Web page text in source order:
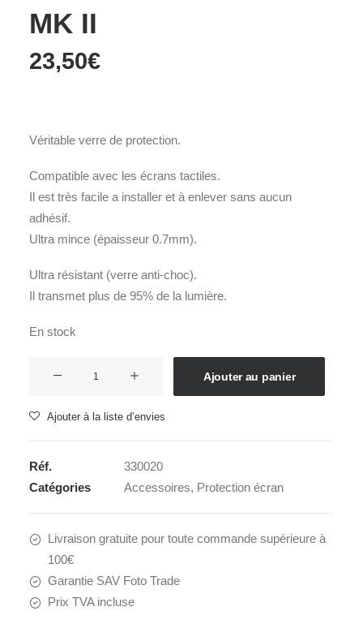
MK II
23,50€
Véritable verre de protection.
Compatible avec les écrans tactiles.
Il est très facile a installer et à enlever sans aucun
adhésif.
Ultra mince (épaisseur 0.7mm).
Ultra résistant (verre anti-choc).
Il transmet plus de 95% de la lumière.
En stock
MAS
M1
MK
Ajouter au panier
Ajouter à la liste d’envies
Réf.
330020
Catégories
Accessoires, Protection écran
Livraison gratuite pour toute commande supérieure à
100€
Garantie SAV Foto Trade
Prix TVA incluse